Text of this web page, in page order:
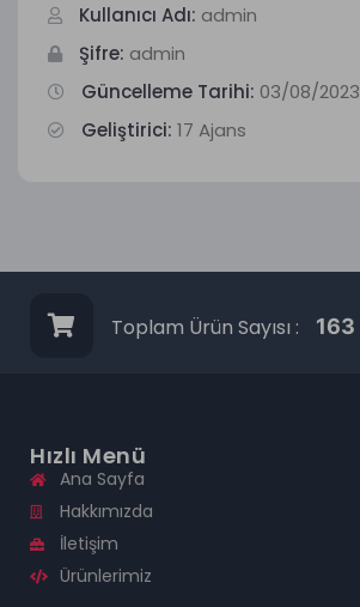
Kullanıcı Adı: admin
Şifre: admin
Güncelleme Tarihi: 03/08/2023
Geliştirici: 17 Ajans
Toplam Ürün Sayısı : 163
Hızlı Menü
Ana Sayfa
Hakkımızda
İletişim
Ürünlerimiz